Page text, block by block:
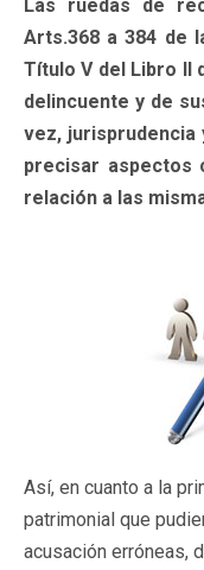
Las ruedas de
Arts.368 a 384 de
Título V del Libro II
delincuente y de
vez,
precisar aspectos
relación a las
Así, en cuanto a la
patrimonial que
acusación erróneas,